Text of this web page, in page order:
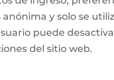
y solo se
puede
del sitio web.